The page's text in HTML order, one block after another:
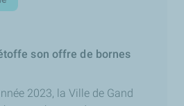
son offre de bornes
2023, la Ville de Gand